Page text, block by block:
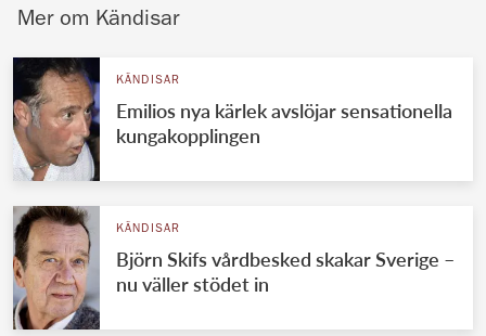
Mer om Kändisar
KÄNDISAR
Emilios nya kärlek avslöjar sensationella
kungakopplingen
KÄNDISAR
Björn Skifs vårdbesked skakar Sverige –
nu väller stödet in